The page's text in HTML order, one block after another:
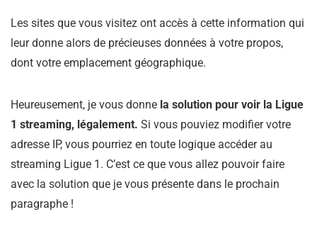
Les sites que vous visitez ont accès à cette information qui
leur donne alors de précieuses données à votre propos,
dont votre emplacement géographique.
Heureusement, je vous donne la solution pour voir la Ligue
1 streaming, légalement. Si vous pouviez modifier votre
adresse IP, vous pourriez en toute logique accéder au
streaming Ligue 1. C’est ce que vous allez pouvoir faire
avec la solution que je vous présente dans le prochain
paragraphe !